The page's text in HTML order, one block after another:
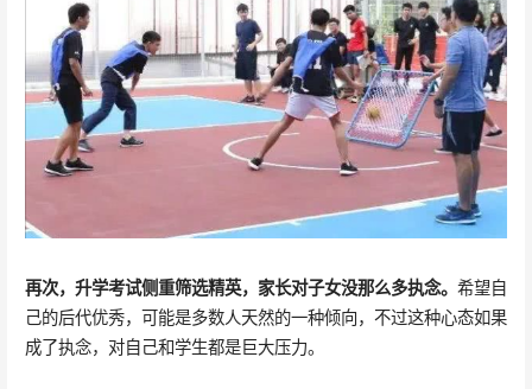
再次，升学考试侧重筛选精英，家长对子女没那么多执念。 希望自
己的后代优秀，可能是多数人天然的一种倾向，不过这种心态如果
成了执念，对自己和学生都是巨大压力。